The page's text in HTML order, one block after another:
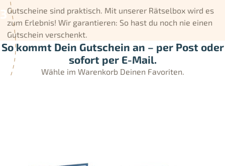
Gutscheine sind praktisch. Mit unserer Rätselbox wird es
zum Erlebnis! Wir garantieren: So hast du noch nie einen
Gutschein verschenkt.
So kommt Dein Gutschein an – per Post oder
sofort per E-Mail.
Wähle im Warenkorb Deinen Favoriten.